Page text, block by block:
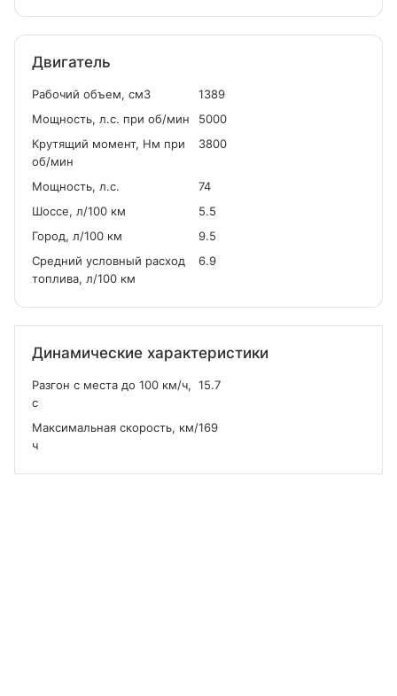
Двигатель
Рабочий объем, см3
1389
Мощность, л.с. при об/мин
5000
Крутящий момент, Нм при
об/мин
3800
Мощность, л.с.
74
Шоссе, л/100 км
5.5
Город, л/100 км
9.5
Средний условный расход
топлива, л/100 км
6.9
Динамические характеристики
Разгон с места до 100 км/ч,
с
15.7
Максимальная скорость, км/
ч
169